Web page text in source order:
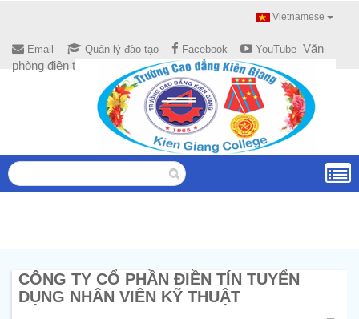
Vietnamese
Email Quản lý đào tạo Facebook YouTube Văn
phòng điện tử
CÔNG TY CỔ PHẦN ĐIỀN TÍN TUYỂN
DỤNG NHÂN VIÊN KỸ THUẬT